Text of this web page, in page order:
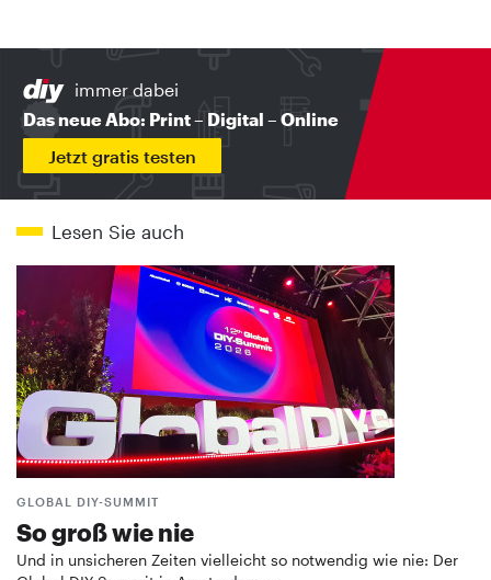
immer dabei
Das neue Abo: Print – Digital – Online
Jetzt gratis testen
Lesen Sie auch
GLOBAL DIY-SUMMIT
So groß wie nie
Und in unsicheren Zeiten vielleicht so notwendig wie nie: Der